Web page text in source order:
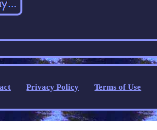
Privacy Policy Terms of Use